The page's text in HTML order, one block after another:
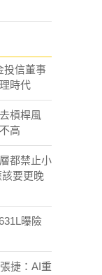
投信董事
時代
槓桿風
高
都禁止小
要更晚
曝險
捷：AI重